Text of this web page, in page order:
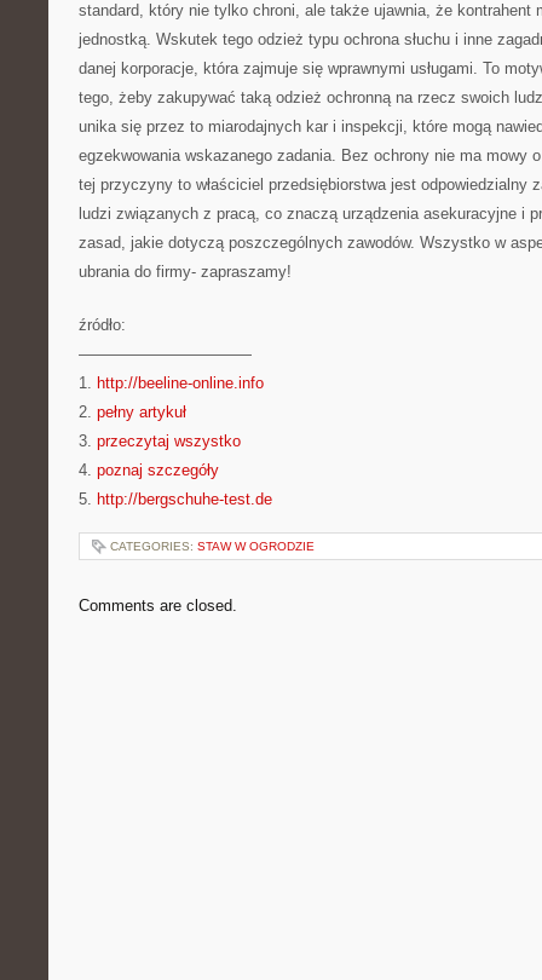
standard, który nie tylko chroni, ale także ujawnia, że kontrahent
jednostką. Wskutek tego odzież typu ochrona słuchu i inne
danej korporacje, która zajmuje się wprawnymi usługami. To
tego, żeby zakupywać taką odzież ochronną na rzecz swoich
unika się przez to miarodajnych kar i inspekcji, które mogą
egzekwowania wskazanego zadania. Bez ochrony nie ma mowy
tej przyczyny to właściciel przedsiębiorstwa jest odpowiedzialny
ludzi związanych z pracą, co znaczą urządzenia asekuracyjne i
zasad, jakie dotyczą poszczególnych zawodów. Wszystko w
ubrania do firmy- zapraszamy!
źródło:
———————————
1. http://beeline-online.info
2. pełny artykuł
3. przeczytaj wszystko
4. poznaj szczegóły
5. http://bergschuhe-test.de
CATEGORIES: STAW W OGRODZIE
Comments are closed.